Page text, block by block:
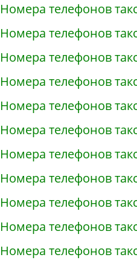
Номера телефонов
Номера телефонов
Номера телефонов
Номера телефонов
Номера телефонов
Номера телефонов
Номера телефонов
Номера телефонов
Номера телефонов
Номера телефонов
Номера телефонов